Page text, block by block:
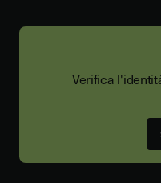
Verifica